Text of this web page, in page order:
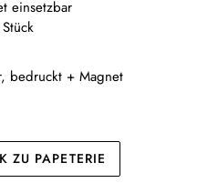
einsetzbar
bedruckt + Magnet
ZU PAPETERIE